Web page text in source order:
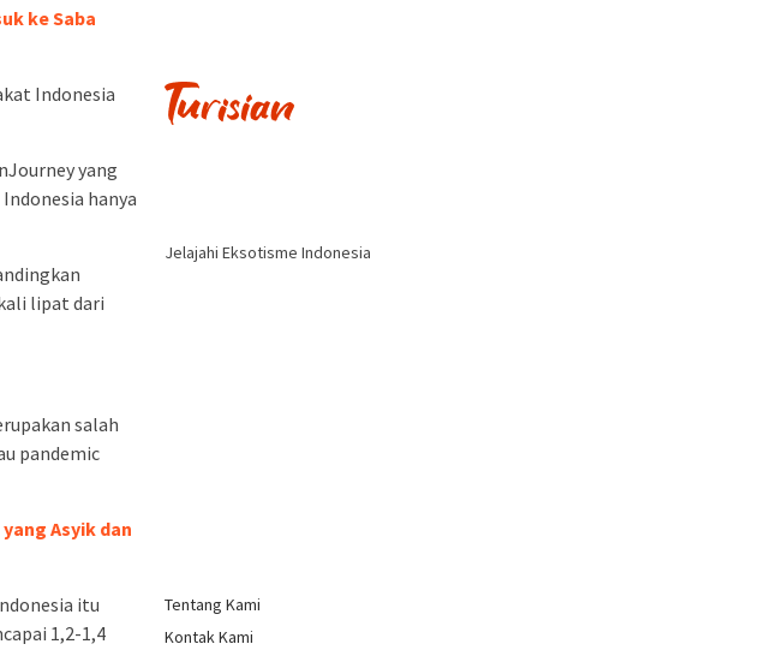
ke Saba
Indonesia
yang
hanya
lipat dari
salah
pandemic
Asyik dan
itu
1,2-1,4
Jelajahi Eksotisme Indonesia
Tentang Kami
Kontak Kami